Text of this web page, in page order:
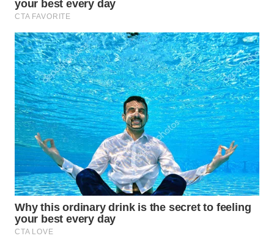
CIANJUR
WN
KEPULAUAN
SERIBU
WN
TANGERANG
WN
BINJAI
WN
CIREBON